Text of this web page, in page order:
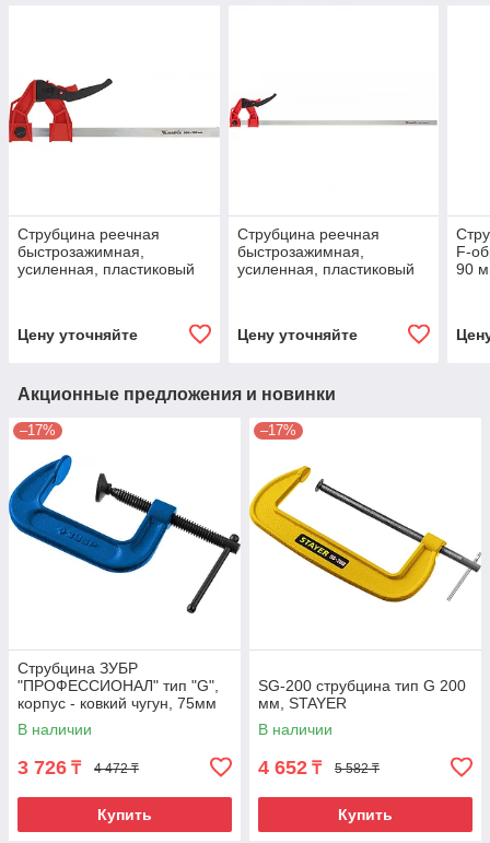
Струбцина реечная
быстрозажимная,
усиленная, пластиковый
Цену уточняйте
Струбцина реечная
быстрозажимная,
усиленная, пластиковый
Цену уточняйте
F-
90
Акционные предложения и новинки
–17%
Струбцина ЗУБР
"ПРОФЕССИОНАЛ" тип "G",
корпус - ковкий чугун, 75мм
В наличии
3 726 ₸ 4 472 ₸
Купить
–17%
SG-200 струбцина тип G 200
мм, STAYER
В наличии
4 652 ₸ 5 582 ₸
Купить